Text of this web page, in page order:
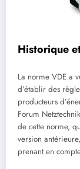
Historique
La norme VDE a
d’établir des
producteurs
Forum
de cette norme,
version
prenant en